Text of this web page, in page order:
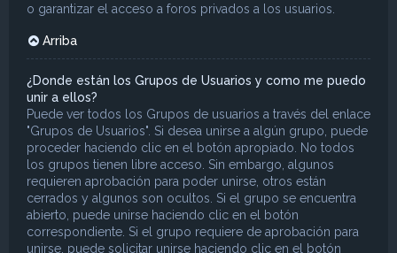
o garantizar el acceso a foros privados a los usuarios.
Arriba
¿Donde están los Grupos de Usuarios y como me puedo
unir a ellos?
Puede ver todos los Grupos de usuarios a través del enlace
"Grupos de Usuarios". Si desea unirse a algún grupo, puede
proceder haciendo clic en el botón apropiado. No todos
los grupos tienen libre acceso. Sin embargo, algunos
requieren aprobación para poder unirse, otros están
cerrados y algunos son ocultos. Si el grupo se encuentra
abierto, puede unirse haciendo clic en el botón
correspondiente. Si el grupo requiere de aprobación para
unirse, puede solicitar unirse haciendo clic en el botón